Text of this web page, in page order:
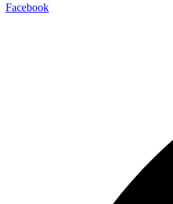
Facebook